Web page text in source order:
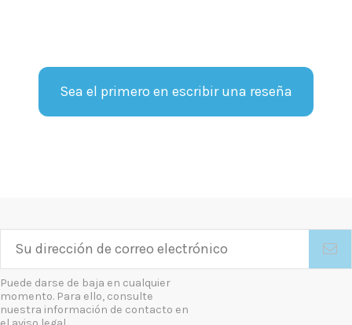
Sea el primero en escribir una reseña
Puede darse de baja en cualquier
momento. Para ello, consulte
nuestra información de contacto en